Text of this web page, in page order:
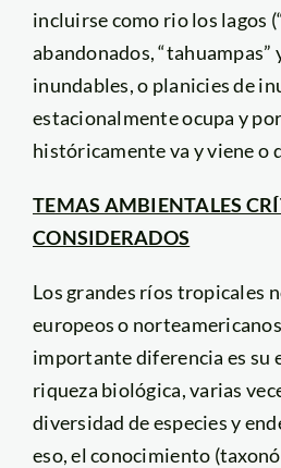
incluirse como rio los lagos
abandonados, “tahuampas”
inundables, o planicies de
estacionalmente ocupa y
históricamente va y viene o
TEMAS AMBIENTALES
CONSIDERADOS
Los grandes ríos tropicales
europeos o
importante diferencia es su
riqueza biológica, varias
diversidad de especies y
eso, el conocimiento